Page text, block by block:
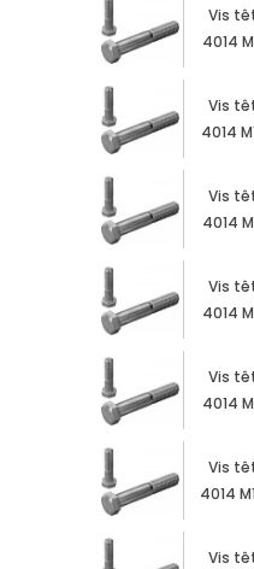
Vis
4014
Vis
4014
Vis
4014
Vis
4014
Vis
4014
Vis
4014
Vis